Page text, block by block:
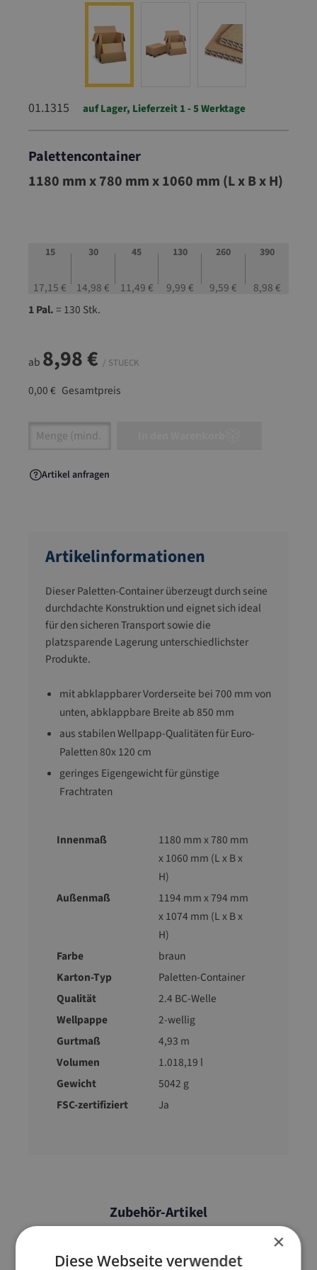
01.1315 auf Lager, Lieferzeit 1 - 5 Werktage
Palettencontainer
01.1315
1180 mm x 780 mm x 1060 mm (L x B x H)
15
17,15 €
30
14,98 €
45
11,49 €
130
9,99 €
260
9,59 €
390
8,98 €
1 Pal.= 130 Stk.
ab 8,98 € / STUECK
0,00 € Gesamtpreis
Artikel Anzahl: Gib den gewünschten Wert
Artikel anfragen
Artikelinformationen
Dieser Paletten-Container überzeugt durch seine
durchdachte Konstruktion und eignet sich ideal
für den sicheren Transport sowie die
platzsparende Lagerung unterschiedlichster
Produkte.
mit abklappbarer Vorderseite bei 700 mm von
unten, abklappbare Breite ab 850 mm
aus stabilen Wellpapp-Qualitäten für Euro-
Paletten 80x 120 cm
geringes Eigengewicht für günstige
Frachtraten
Innenmaß
1180 mm x 780 mm
x 1060 mm (L x B x
H)
Außenmaß
1194 mm x 794 mm
x 1074 mm (L x B x
H)
Farbe
braun
Karton-Typ
Paletten-Container
Qualität
2.4 BC-Welle
Wellpappe
2-wellig
Gurtmaß
4,93 m
Volumen
1.018,19 l
Gewicht
5042 g
FSC-zertifiziert
Ja
Zubehör-Artikel
×
Diese Webseite verwendet